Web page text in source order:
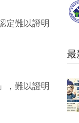
最
定難以證明
，難以證明